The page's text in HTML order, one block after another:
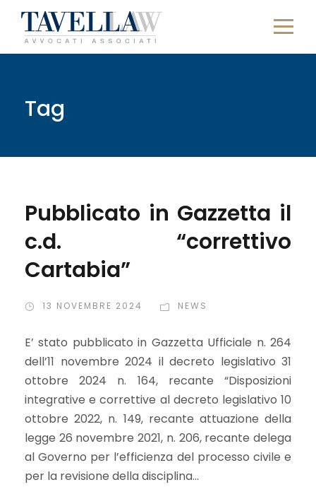
Tag
Pubblicato in Gazzetta il
c.d. “correttivo
Cartabia”
13 NOVEMBRE 2024 NEWS
E’ stato pubblicato in Gazzetta Ufficiale n. 264
dell’11 novembre 2024 il decreto legislativo 31
ottobre 2024 n. 164, recante “Disposizioni
integrative e correttive al decreto legislativo 10
ottobre 2022, n. 149, recante attuazione della
legge 26 novembre 2021, n. 206, recante delega
al Governo per l’efficienza del processo civile e
per la revisione della disciplina...